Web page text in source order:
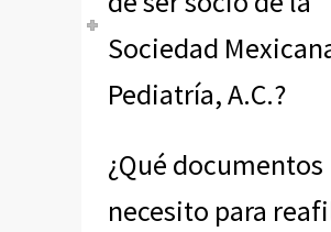
Sociedad
Pediatría, A.C.?
¿Qué documentos
necesito para